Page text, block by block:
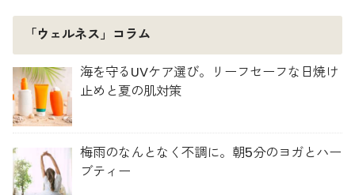
「ウェルネス」コラム
海を守るUVケア選び。リーフセーフな日焼け
止めと夏の肌対策
梅雨のなんとなく不調に。朝5分のヨガとハー
ブティー